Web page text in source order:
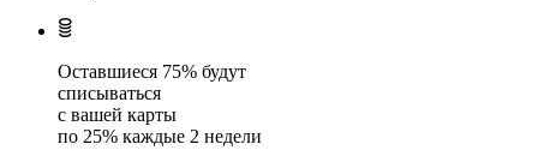
Оставшиеся 75% будут
списываться
с вашей карты
по 25% каждые 2 недели